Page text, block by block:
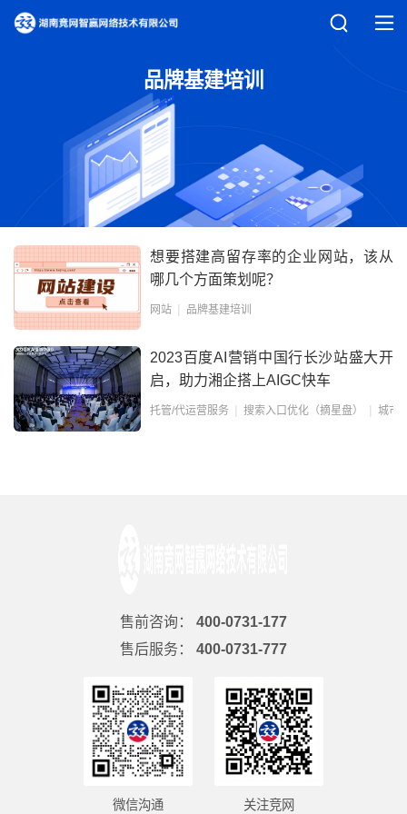
品牌基建培训
想要搭建高留存率的企业网站，该从
哪几个方面策划呢？
网站 品牌基建培训
2023百度AI营销中国行长沙站盛大开
启，助力湘企搭上AIGC快车
托管/代运营服务 搜索入口优化（摘星盘） 城市
售前咨询：
400-0731-177
售后服务：
400-0731-777
微信沟通 关注竞网